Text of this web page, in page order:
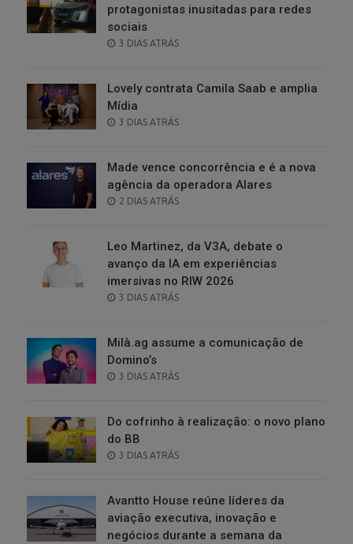
protagonistas inusitadas para redes
sociais
POSTED
3 DIAS ATRÁS
Lovely contrata Camila Saab e amplia
Mídia
POSTED
3 DIAS ATRÁS
Made vence concorrência e é a nova
agência da operadora Alares
POSTED
2 DIAS ATRÁS
Leo Martinez, da V3A, debate o
avanço da IA em experiências
imersivas no RIW 2026
POSTED
3 DIAS ATRÁS
Milà.ag assume a comunicação de
Domino’s
POSTED
3 DIAS ATRÁS
Do cofrinho à realização: o novo plano
do BB
POSTED
3 DIAS ATRÁS
Avantto House reúne líderes da
aviação executiva, inovação e
negócios durante a semana da